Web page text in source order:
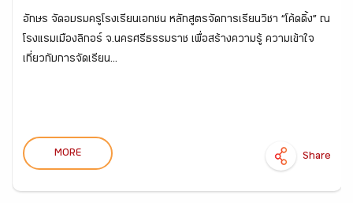
อักษร จัดอบรมครูโรงเรียนเอกชน หลักสูตรจัดการเรียนวิชา “โค้ดดิ้ง” ณ
โรงแรมเมืองลิกอร์ จ.นครศรีธรรมราช เพื่อสร้างความรู้ ความเข้าใจ
เกี่ยวกับการจัดเรียน...
MORE Share